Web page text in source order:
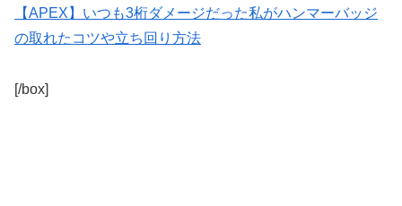
【APEX】いつも3桁ダメージだった私がハンマーバッジ
の取れたコツや立ち回り方法
[/box]